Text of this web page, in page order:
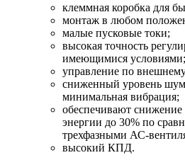
клеммная коробка для
монтаж в любом
малые пусковые токи;
высокая точность
имеющимися условиями;
управление по
сниженный уровень
минимальная вибрация;
обеспечивают снижение
энергии до 30% по
трехфазными АС-
высокий КПД.